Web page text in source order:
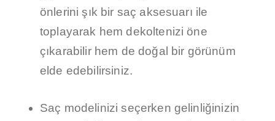
önlerini şık bir saç aksesuarı ile
toplayarak hem dekoltenizi öne
çıkarabilir hem de doğal bir görünüm
elde edebilirsiniz.
Saç modelinizi seçerken gelinliğinizin